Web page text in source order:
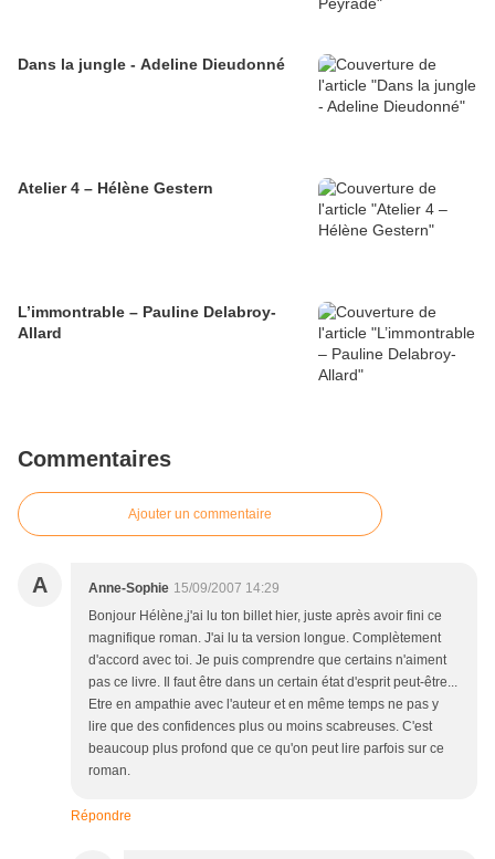
Dans la jungle - Adeline Dieudonné
Atelier 4 – Hélène Gestern
L’immontrable – Pauline Delabroy-
Allard
Commentaires
Ajouter un commentaire
A Anne-Sophie 15/09/2007 14:29
Bonjour Hélène,j'ai lu ton billet hier, juste après avoir fini ce
magnifique roman. J'ai lu ta version longue. Complètement
d'accord avec toi. Je puis comprendre que certains n'aiment
pas ce livre. Il faut être dans un certain état d'esprit peut-être...
Etre en ampathie avec l'auteur et en même temps ne pas y
lire que des confidences plus ou moins scabreuses. C'est
beaucoup plus profond que ce qu'on peut lire parfois sur ce
roman.
Répondre